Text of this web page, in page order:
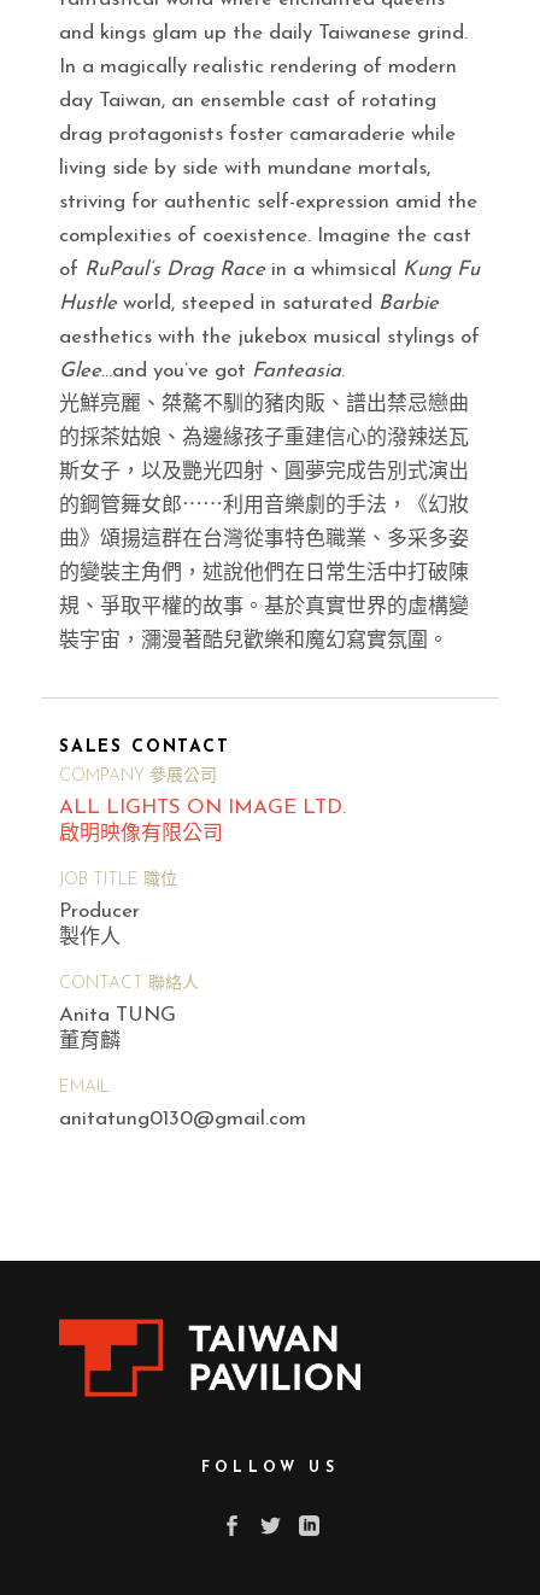
and kings glam up the daily Taiwanese grind.
In a magically realistic rendering of modern
day Taiwan, an ensemble cast of rotating
drag protagonists foster camaraderie while
living side by side with mundane mortals,
striving for authentic self-expression amid the
complexities of coexistence. Imagine the cast
of RuPaul’s Drag Racein a whimsical
Kung Fu
Hustleworld, steeped in saturated Barbie
aesthetics with the jukebox musical stylings of
Glee…and you’ve got Fanteasia.
光鮮亮麗、桀驁不馴的豬肉販、譜出禁忌戀曲
的採茶姑娘、為邊緣孩子重建信心的潑辣送瓦
斯女子，以及艷光四射、圓夢完成告別式演出
的鋼管舞女郎⋯⋯利用音樂劇的手法，《幻妝
曲》頌揚這群在台灣從事特色職業、多采多姿
的變裝主角們，述說他們在日常生活中打破陳
規、爭取平權的故事。基於真實世界的虛構變
裝宇宙，瀰漫著酷兒歡樂和魔幻寫實氛圍。
SALES CONTACT
COMPANY 參展公司
ALL LIGHTS ON IMAGE LTD.
啟明映像有限公司
JOB TITLE 職位
Producer
製作人
CONTACT 聯絡人
Anita TUNG
董育麟
EMAIL
anitatung0130@gmail.com
FOLLOW US